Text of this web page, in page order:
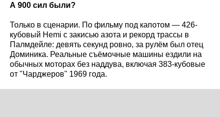
А 900 сил были?
Только в сценарии. По фильму под капотом — 426-
кубовый Hemi с закисью азота и рекорд трассы в
Палмдейле: девять секунд ровно, за рулём был отец
Доминика. Реальные съёмочные машины ездили на
обычных моторах без наддува, включая 383-кубовые
от "Чарджеров" 1969 года.